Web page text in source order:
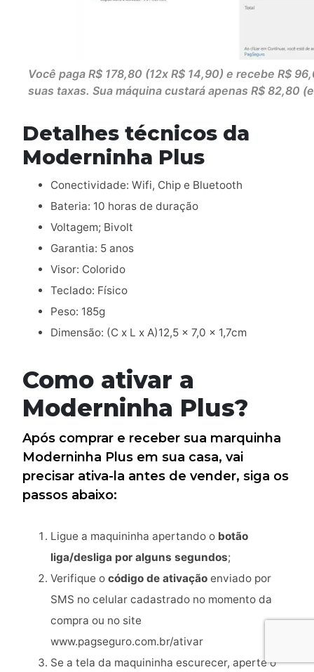
Você paga R$ 178,80 (12x R$ 14,90) e recebe R$
suas taxas. Sua máquina custará apenas R$ 82,80
Detalhes técnicos da
Moderninha Plus
Conectividade: Wifi, Chip e Bluetooth
Bateria: 10 horas de duração
Voltagem; Bivolt
Garantia: 5 anos
Visor: Colorido
Teclado: Físico
Peso: 185g
Dimensão: (C x L x A)12,5 x 7,0 x 1,7cm
Como ativar a
Moderninha Plus?
Após comprar e receber sua marquinha
Moderninha Plus em sua casa, vai
precisar ativa-la antes de vender, siga os
passos abaixo:
Ligue a maquininha apertando o botão
liga/desliga por alguns segundos;
Verifique o código de ativação enviado por
SMS no celular cadastrado no momento da
compra ou no site
www.pagseguro.com.br/ativar
Se a tela da maquininha escurecer, aperte o